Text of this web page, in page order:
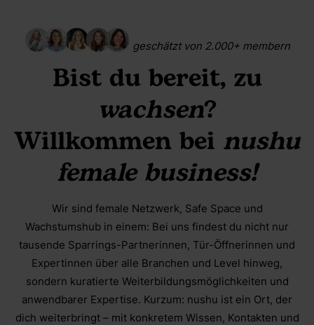
geschätzt von 2.000+ membern
Bist du bereit, zu
wachsen?
Willkommen bei nushu
female business!
Wir sind female Netzwerk, Safe Space und
Wachstumshub in einem: Bei uns findest du nicht nur
tausende Sparrings-Partnerinnen, Tür-Öffnerinnen und
Expertinnen über alle Branchen und Level hinweg,
sondern kuratierte Weiterbildungsmöglichkeiten und
anwendbarer Expertise. Kurzum: nushu ist ein Ort, der
dich weiterbringt – mit konkretem Wissen, Kontakten und